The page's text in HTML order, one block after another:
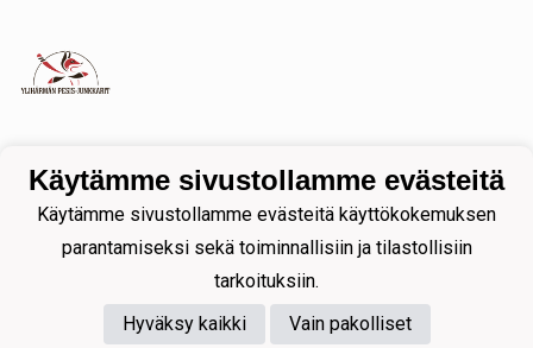
Powered by
Käytämme sivustollamme evästeitä
Käytämme sivustollamme evästeitä käyttökokemuksen
parantamiseksi sekä toiminnallisiin ja tilastollisiin
tarkoituksiin.
Hyväksy kaikki
Vain pakolliset